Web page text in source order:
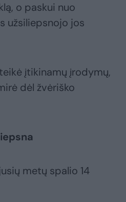
o paskui nuo
užsiliepsnojo jos
įtikinamų įrodymų,
dėl žvėriško
metų spalio 14